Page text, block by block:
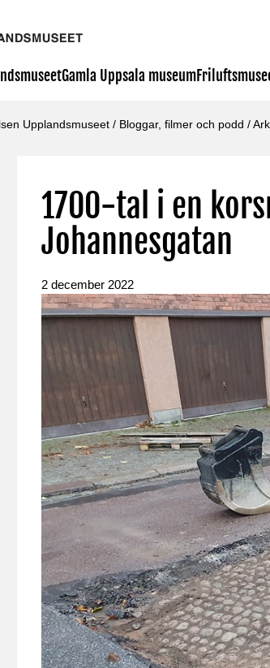
Gamla Uppsala museum
Upplandsmuseet / Bloggar, filmer och podd /
1700-tal i en
Johannesgatan
2 december 2022